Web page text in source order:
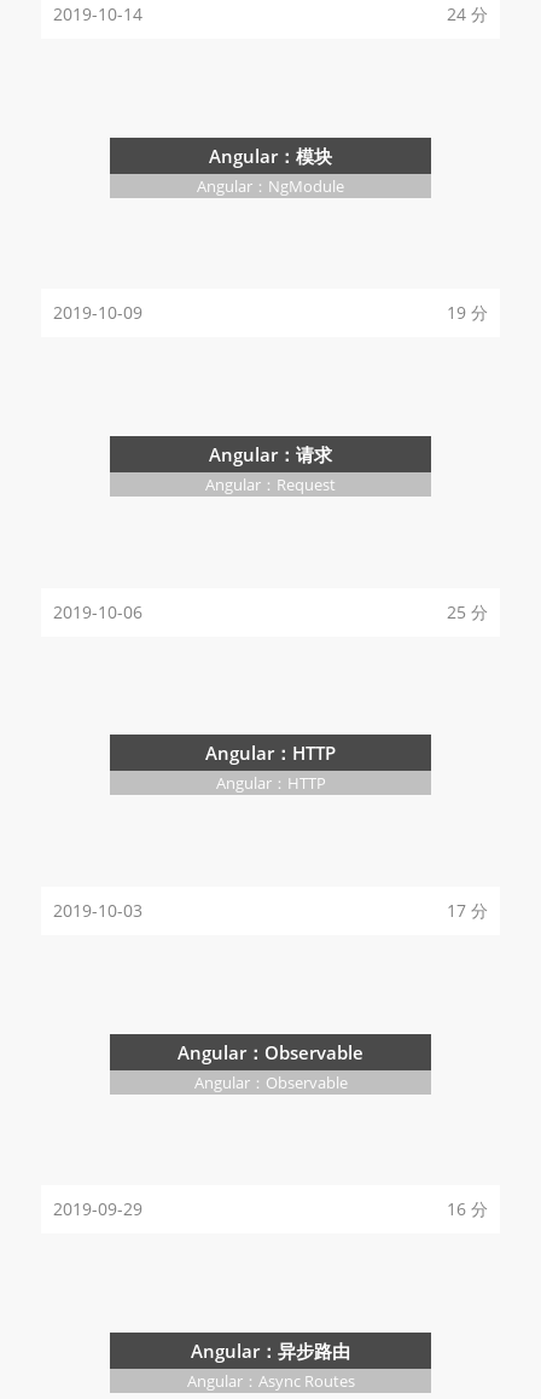
2019-10-14 24 分
Angular：模块
Angular：NgModule
2019-10-09 19 分
Angular：请求
Angular：Request
2019-10-06 25 分
Angular：HTTP
Angular：HTTP
2019-10-03 17 分
Angular：Observable
Angular：Observable
2019-09-29 16 分
Angular：异步路由
Angular：Async Routes